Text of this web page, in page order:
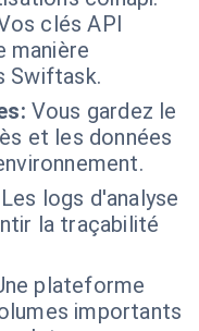
clés API
manière
Swiftask.
Vous gardez le
et les données
Les logs d'analyse
la traçabilité
plateforme
importants